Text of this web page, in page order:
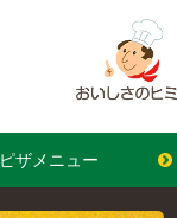
ピザメニュー